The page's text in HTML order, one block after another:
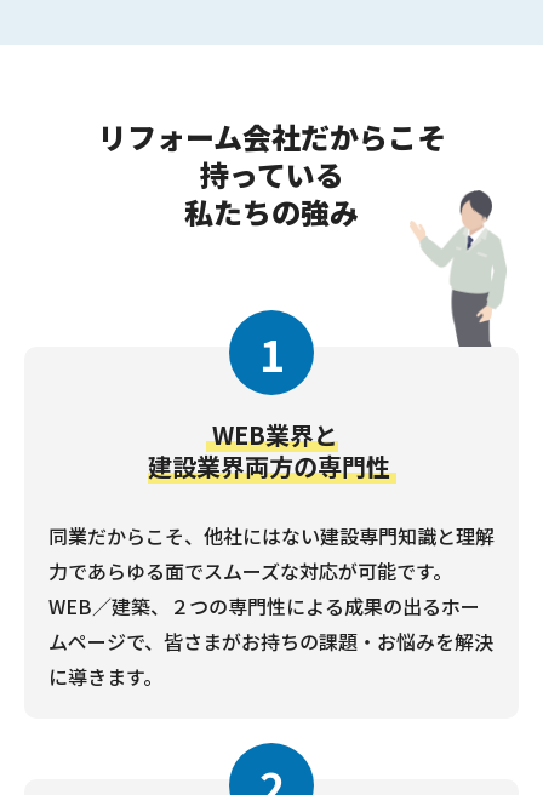
リフォーム会社だからこそ
持っている
私たちの強み
1
WEB業界と
建設業界両方の専門性
同業だからこそ、他社にはない建設専門知識と理解
力であらゆる面でスムーズな対応が可能です。
WEB／建築、２つの専門性による成果の出るホー
ムページで、皆さまがお持ちの課題・お悩みを解決
に導きます。